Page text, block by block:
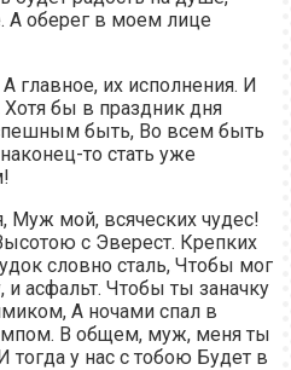
А оберег в моем лице
главное, их исполнения. И
бы в праздник дня
быть, Во всем быть
то стать уже
мой, всяческих чудес!
с Эверест. Крепких
словно сталь, Чтобы мог
асфальт. Чтобы ты заначку
А ночами спал в
В общем, муж, меня ты
тогда у нас с тобою Будет в